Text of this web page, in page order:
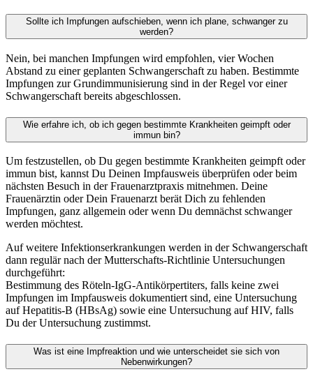
Sollte ich Impfungen aufschieben, wenn ich plane, schwanger zu
werden?
Nein, bei manchen Impfungen wird empfohlen, vier Wochen
Abstand zu einer geplanten Schwangerschaft zu haben. Bestimmte
Impfungen zur Grundimmunisierung sind in der Regel vor einer
Schwangerschaft bereits abgeschlossen.
Wie erfahre ich, ob ich gegen bestimmte Krankheiten geimpft oder
immun bin?
Um festzustellen, ob Du gegen bestimmte Krankheiten geimpft oder
immun bist, kannst Du Deinen Impfausweis überprüfen oder beim
nächsten Besuch in der Frauenarztpraxis mitnehmen. Deine
Frauenärztin oder Dein Frauenarzt berät Dich zu fehlenden
Impfungen, ganz allgemein oder wenn Du demnächst schwanger
werden möchtest.
Auf weitere Infektionserkrankungen werden in der Schwangerschaft
dann regulär nach der Mutterschafts-Richtlinie Untersuchungen
durchgeführt:
Bestimmung des Röteln-IgG-Antikörpertiters, falls keine zwei
Impfungen im Impfausweis dokumentiert sind, eine Untersuchung
auf Hepatitis-B (HBsAg) sowie eine Untersuchung auf HIV, falls
Du der Untersuchung zustimmst.
Was ist eine Impfreaktion und wie unterscheidet sie sich von
Nebenwirkungen?